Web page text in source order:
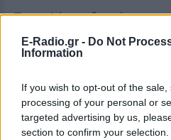
E-Radio.gr - Do Not
Information
If you wish to opt-out of the
processing of your personal or
targeted advertising by us,
section to confirm your
Το μυαλό σας δεν είναι
συγκεντρωμένο και
σημαντικά πράγματα.
ΥΔΡΟΧΟΟΣ
Αγχώνεστε τόσο από τα